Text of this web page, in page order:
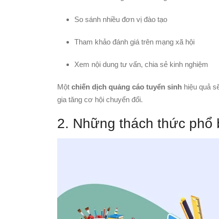
So sánh nhiều đơn vị đào tạo
Tham khảo đánh giá trên mạng xã hội
Xem nội dung tư vấn, chia sẻ kinh nghiệm
Một chiến dịch quảng cáo tuyển sinh hiệu quả
gia tăng cơ hội chuyển đổi.
2. Những thách thức phổ